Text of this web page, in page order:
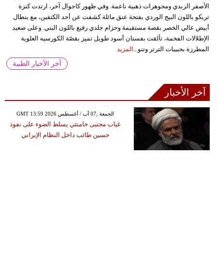
الأصفر الزبدي ومجوهرات ذهبية ناعمة. وفي ظهور كاجوال آخر، ارتدت كنزة
تريكو باللون البيج الوردي بفتحة عنق مائلة كشفت عن أحد الكتفين، مع بنطال
أبيض عالي الخصر بقصة مستقيمة وحزام جلدي رفيع باللون البني. وعلى صعيد
الإطلالات الفخمة، تألقت بفستان أسود طويل تميز بقصّة الكورسيه العلوية
المطرزة بحبيبات الترتر وتنو...
المزيد
آخر الأخبار الطبية
آخر الأخبار
GMT 13:59 2026 الجمعة ,07 آب / أغسطس
غياب مجتبى خامنئي يسلط الضوء على نفوذ
حسين طائب داخل النظام الإيراني